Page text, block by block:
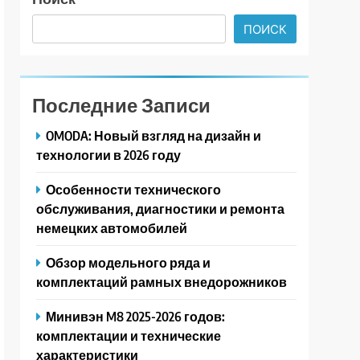
ПОИСК
Последние Записи
OMODA: Новый взгляд на дизайн и
технологии в 2026 году
Особенности технического
обслуживания, диагностики и ремонта
немецких автомобилей
Обзор модельного ряда и
комплектаций рамных внедорожников
Минивэн M8 2025-2026 годов:
комплектации и технические
характеристики